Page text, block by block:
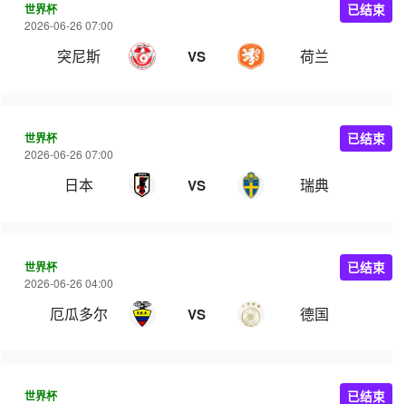
世界杯
2026-06-26 07:00
突尼斯 VS 荷兰
已结束
世界杯
2026-06-26 07:00
日本 VS 瑞典
已结束
世界杯
2026-06-26 04:00
厄瓜多尔 VS 德国
已结束
世界杯 已结束